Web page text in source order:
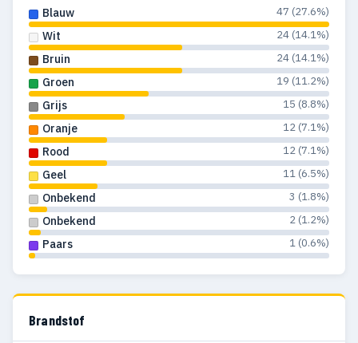
Blauw 47 (27.6%)
Wit 24 (14.1%)
Bruin 24 (14.1%)
Groen 19 (11.2%)
Grijs 15 (8.8%)
Oranje 12 (7.1%)
Rood 12 (7.1%)
Geel 11 (6.5%)
Onbekend 3 (1.8%)
Onbekend 2 (1.2%)
Paars 1 (0.6%)
Brandstof